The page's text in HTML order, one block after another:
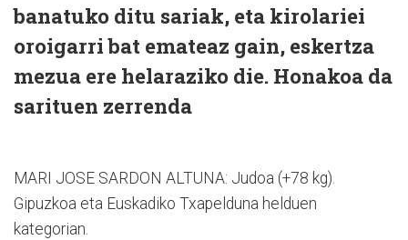
banatuko ditu sariak, eta kirolariei
oroigarri bat emateaz gain, eskertza
mezua ere helaraziko die. Honakoa da
sarituen zerrenda
MARI JOSE SARDON ALTUNA: Judoa (+78 kg).
Gipuzkoa eta Euskadiko Txapelduna helduen
kategorian.